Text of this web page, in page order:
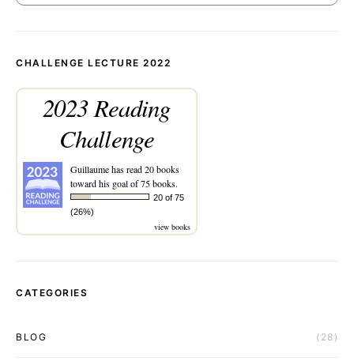
CHALLENGE LECTURE 2022
2023 Reading
Challenge
Guillaumehas read 20 books
toward his goal of 75 books.
20 of 75
(26%)
view books
CATEGORIES
BLOG (28)